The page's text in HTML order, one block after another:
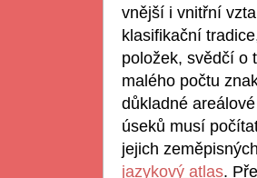
vnější i vnitřní
klasifikační
položek, svědčí o
malého počtu
důkladné
úseků musí
jejich
jazykový atlas.